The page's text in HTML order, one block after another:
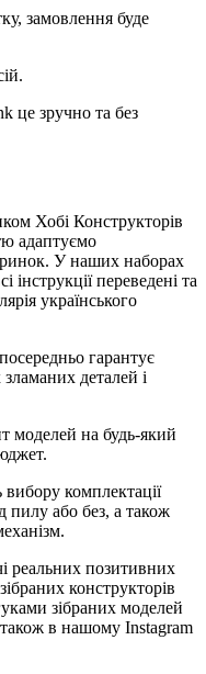
замовлення буде
це зручно та без
Хобі Конструкторів
адаптуємо
ринок. У наших наборах
інструкції переведені та
українського
гарантує
деталей і
моделей на будь-який
комплектації
пилу або без, а також
реальних позитивних
конструкторів
зібраних моделей
також в нашому Instagram